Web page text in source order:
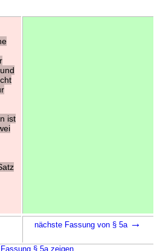
ist
nächste Fassung von § 5a →
§ 5a zeigen